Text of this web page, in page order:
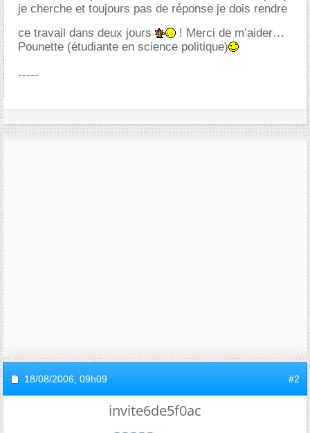
je cherche et toujours pas de réponse je dois rendre
ce travail dans deux jours
! Merci de m’aider
Pounette (étudiante en science politique)
-----
18/08/2006, 09h09 #2
invite6de5f0ac